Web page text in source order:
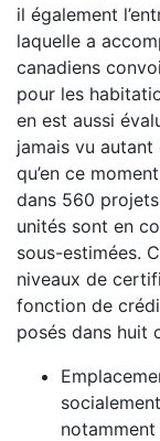
il également
laquelle a
canadiens
pour les
en est aussi
jamais vu
qu’en ce
dans 560
unités sont en
sous-estimées.
niveaux de
fonction de
posés dans huit